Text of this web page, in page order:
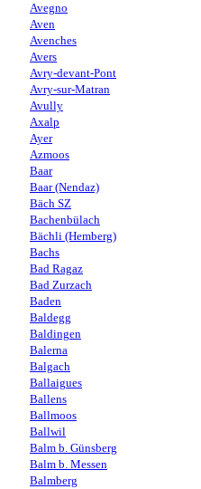
Avegno
Aven
Avenches
Avers
Avry-devant-Pont
Avry-sur-Matran
Avully
Axalp
Ayer
Azmoos
Baar
Baar (Nendaz)
Bäch SZ
Bachenbülach
Bächli (Hemberg)
Bachs
Bad Ragaz
Bad Zurzach
Baden
Baldegg
Baldingen
Balerna
Balgach
Ballaigues
Ballens
Ballmoos
Ballwil
Balm b. Günsberg
Balm b. Messen
Balmberg